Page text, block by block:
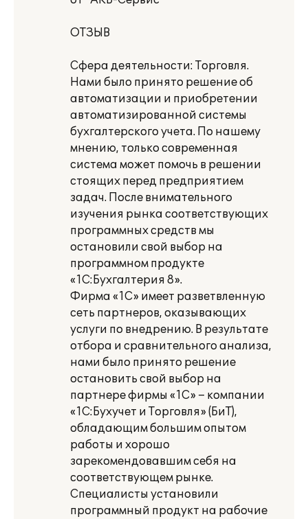
ОТЗЫВ
Сфера деятельности: Торговля.
Нами было принято решение об
автоматизации и приобретении
автоматизированной системы
бухгалтерского учета. По нашему
мнению, только современная
система может помочь в решении
стоящих перед предприятием
задач. После внимательного
изучения рынка соответствующих
программных средств мы
остановили свой выбор на
программном продукте
«1С:Бухгалтерия 8».
Фирма «1С» имеет разветвленную
сеть партнеров, оказывающих
услуги по внедрению. В результате
отбора и сравнительного анализа,
нами было принято решение
остановить свой выбор на
партнере фирмы «1С» – компании
«1С:Бухучет и Торговля» (БиТ),
обладающим большим опытом
работы и хорошо
зарекомендовавшим себя на
соответствующем рынке.
Специалисты установили
программный продукт на рабочие